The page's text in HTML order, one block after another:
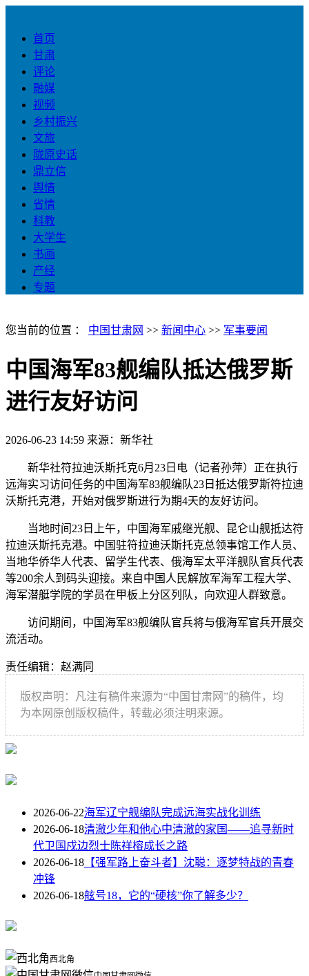
首页
甘肃
评论
融媒
视频
乡村振兴
文旅
陇原史话
鼎立信
舆情
省情
科教
大学生
书画
产经
专题
您当前的位置 ： 中国甘肃网 >> 新闻中心 >> 军事要闻
中国海军83舰编队抵达俄罗斯
进行友好访问
2026-06-23 14:59 来源：新华社
新华社符拉迪沃斯托克6月23日电（记者孙萍）正在执行
远海实习访问任务的中国海军83舰编队23日抵达俄罗斯符拉迪
沃斯托克港，开始对俄罗斯进行为期4天的友好访问。
当地时间23日上午，中国海军戚继光舰、昆仑山舰抵达符
拉迪沃斯托克港。中国驻符拉迪沃斯托克总领事馆工作人员、
当地华侨华人代表、留学生代表、俄海军太平洋舰队官兵代表
等200余人到码头迎接。来自中国人民解放军海军工程大学、
海军潜艇学院的学员在甲板上分区列队，向欢迎人群致意。
访问期间，中国海军83舰编队官兵将与俄海军官兵开展交
流活动。
责任编辑：赵满同
版权声明：凡注有稿件来源为“中国甘肃网”的稿件，均
为本网原创版权稿件，转载必须注明来源。
2026-06-22海军辽宁舰编队完成远海实战化训练
2026-06-18清澈少年和他心中清澈的家国——追寻新时
代卫国戍边烈士陈祥榕成长之路
2026-06-18 【强军路上奋斗者】沈聪：逐梦特战的青春
冲锋
2026-06-18舷号18，它的“硬核”你了解多少？
西北角